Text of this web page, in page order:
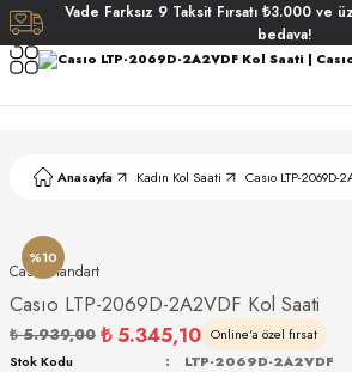
Vade Farksız 9 Taksit Fırsatı ₺3.000 ve
bedava!
Anasayfa Kadın Kol Saati Casıo LTP-2069D-
%10
Casıo Standart
Casıo LTP-2069D-2A2VDF Kol Saati
₺ 5.939,00 ₺ 5.345,10 Online'a özel fırsat
Stok Kodu
LTP-2069D-2A2VDF